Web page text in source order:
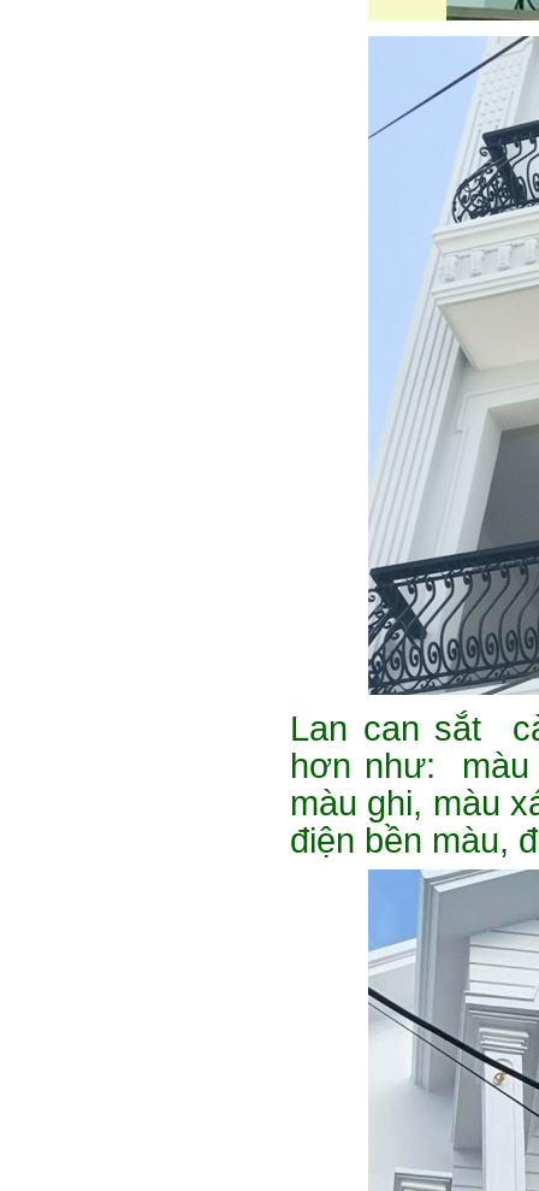
Lan can sắt
hơn như: màu
màu ghi, màu
điện bền màu,